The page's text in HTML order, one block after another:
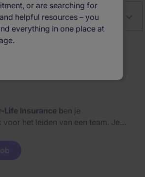
or are searching for
helpful resources – you
everything in one place at
Relevancy
Insurance - Brussel (NL)
Life Insurance ben je
het leiden van een team. Je
uitgevoerd.